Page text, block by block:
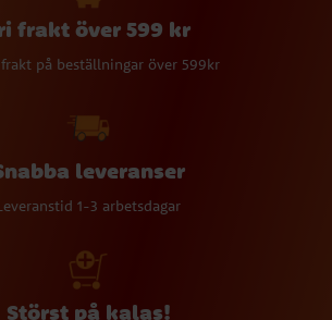
frakt över 599 kr
på beställningar över 599kr
leveranser
1-3 arbetsdagar
Störst på kalas!